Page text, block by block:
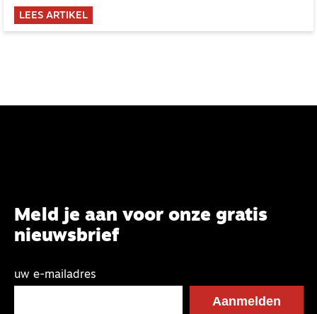
in allerlei toonsoorten, soms vertrouwelijk en
persoonlijk, soms ook argumentatief en delibererend.
En soms mag het, net als in een goed huwelijk, ook
LEES ARTIKEL
Meld je aan voor onze gratis
nieuwsbrief
uw e-mailadres